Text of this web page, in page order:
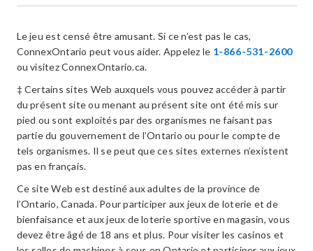
Le jeu est censé être amusant. Si ce n’est pas le cas,
ConnexOntario peut vous aider. Appelez le 1-866-531-2600
ou visitez ConnexOntario.ca.
‡ Certains sites Web auxquels vous pouvez accéder à partir
du présent site ou menant au présent site ont été mis sur
pied ou sont exploités par des organismes ne faisant pas
partie du gouvernement de l’Ontario ou pour le compte de
tels organismes. Il se peut que ces sites externes n’existent
pas en français.
Ce site Web est destiné aux adultes de la province de
l’Ontario, Canada. Pour participer aux jeux de loterie et de
bienfaisance et aux jeux de loterie sportive en magasin, vous
devez être âgé de 18 ans et plus. Pour visiter les casinos et